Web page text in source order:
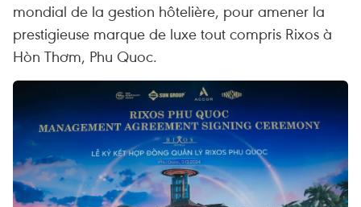
mondial de la gestion hôtelière, pour amener la
prestigieuse marque de luxe tout compris Rixos à
Hòn Thơm, Phu Quoc.